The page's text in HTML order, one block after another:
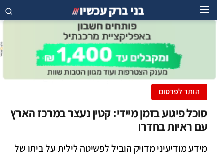
הותר לפרסום
סוכל פיגוע בזמן מיידי: קטין נעצר במרכז הארץ
עם ראיות בחדרו
מידע מודיעיני מדויק הוביל לפשיטה לילית על ביתו של